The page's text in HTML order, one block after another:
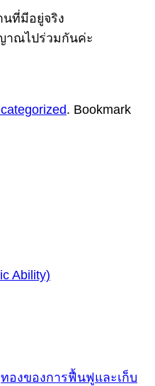
ที่มีอยู่จริง
ณไปร่วมกันค่ะ
. Bookmark
Ability)
องของการฟื้นฟูและเก็บ